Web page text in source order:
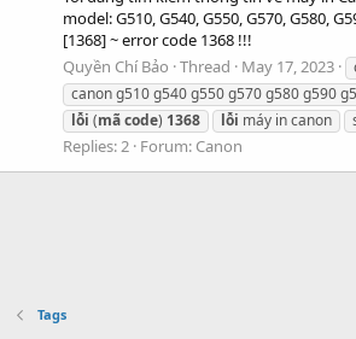
model: G510, G540, G550, G570, G580,
[1368] ~ error code 1368 !!!
Quyền Chí Bảo Thread May 17, 2023
canon g510 g540 g550 g570 g580 g590
lỗi (mãcode) 1368 lỗi máy in canon
Replies: 2 Forum: Canon
Tags